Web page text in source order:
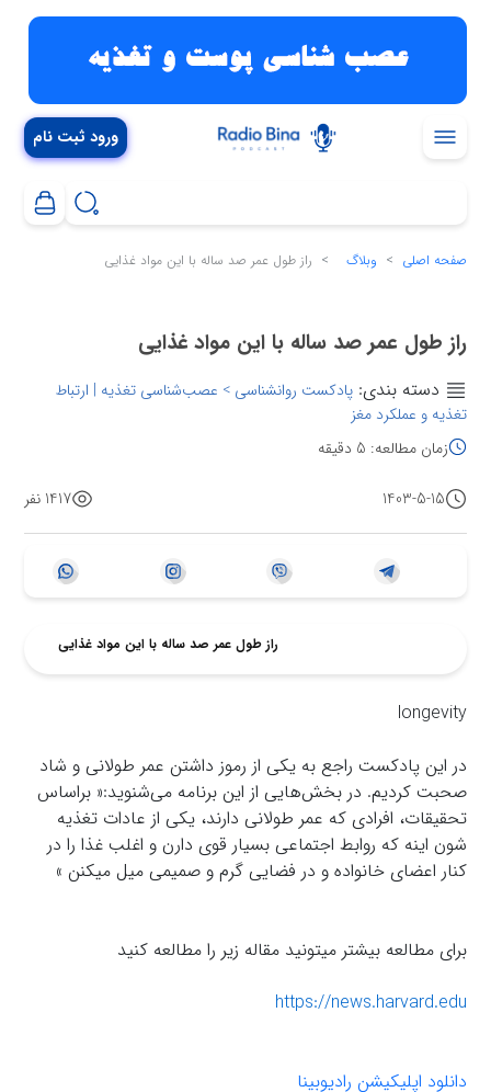
ورود ثبت نام
صفحه اصلی وبلاگ راز طول عمر صد ساله با این مواد غذایی
راز طول عمر صد ساله با این مواد غذایی
1403-5-15 1417 نفر
زمان مطالعه: 5 دقیقه
دسته بندی:پادکست روانشناسی > عصب‌شناسی تغذیه | ارتباط
تغذیه و عملکرد مغز
راز طول عمر صد ساله با این مواد غذایی
longevity
در این پادکست راجع به یکی از رموز داشتن عمر طولانی و شاد
صحبت کردیم. در بخش‌هایی از این برنامه می‌شنوید:« براساس
تحقیقات، افرادی که عمر طولانی دارند، یکی از عادات تغذیه
شون اینه که روابط اجتماعی بسیار قوی دارن و اغلب غذا را در
کنار اعضای خانواده و در فضایی گرم و صمیمی میل میکنن »
برای مطالعه بیشتر میتونید مقاله زیر را مطالعه کنید
https://news.harvard.edu
دانلود اپلیکیشن رادیوبینا